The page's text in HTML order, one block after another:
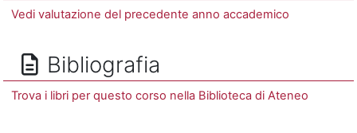
Vedi valutazione del precedente anno accademico
Bibliografia
Trova i libri per questo corso nella Biblioteca di Ateneo